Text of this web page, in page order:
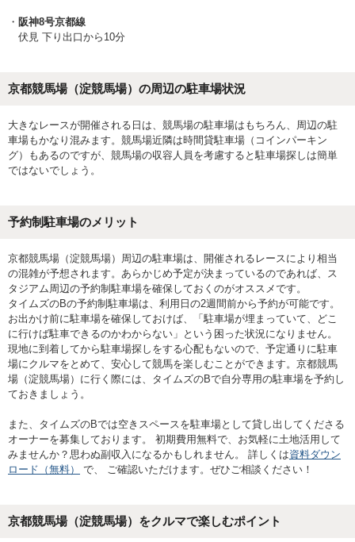
阪神8号京都線
伏見 下り出口から10分
京都競馬場（淀競馬場）の周辺の駐車場状況
大きなレースが開催される日は、競馬場の駐車場はもちろん、周辺の駐
車場もかなり混みます。競馬場近隣は時間貸駐車場（コインパーキン
グ）もあるのですが、競馬場の収容人員を考慮すると駐車場探しは簡単
ではないでしょう。
予約制駐車場のメリット
京都競馬場（淀競馬場）周辺の駐車場は、開催されるレースにより相当
の混雑が予想されます。あらかじめ予定が決まっているのであれば、ス
タジアム周辺の予約制駐車場を確保しておくのがオススメです。
タイムズのBの予約制駐車場は、利用日の2週間前から予約が可能です。
お出かけ前に駐車場を確保しておけば、「駐車場が埋まっていて、どこ
に行けば駐車できるのかわからない」という困った状況になりません。
現地に到着してから駐車場探しをする心配もないので、予定通りに駐車
場にクルマをとめて、安心して競馬を楽しむことができます。京都競馬
場（淀競馬場）に行く際には、タイムズのBで自分専用の駐車場を予約し
ておきましょう。
また、タイムズのBでは空きスペースを駐車場として貸し出してくださる
オーナーを募集しております。 初期費用無料で、お気軽に土地活用して
みませんか？思わぬ副収入になるかもしれません。 詳しくは資料ダウン
ロード（無料）
で、 ご確認いただけます。ぜひご相談ください！
京都競馬場（淀競馬場）をクルマで楽しむポイント